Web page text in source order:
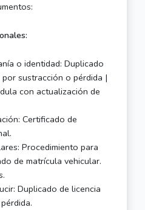
o identidad: Duplicado
sustracción o pérdida |
con actualización de
Certificado de
Procedimiento para
de matrícula vehicular.
Duplicado de licencia